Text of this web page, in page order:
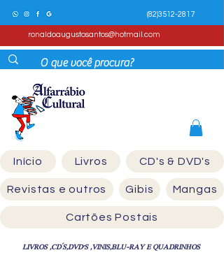
ronaldoaugustosantos@hotmail.com
Início Livros CD's & DVD's
Revistas e outros Gibis Mangas
Cartões Postais
(82)3512-2817
LIVROS ,CD´S,DVD'S ,VINIS,BLU-RAY E QUADRINHOS